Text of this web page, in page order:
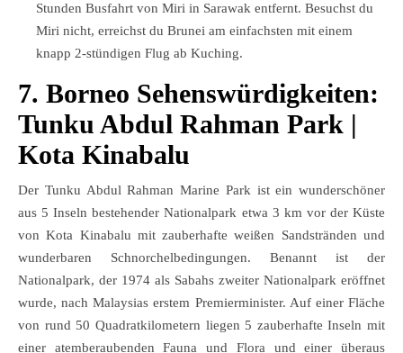
Stunden Busfahrt von Miri in Sarawak entfernt. Besuchst du
Miri nicht, erreichst du Brunei am einfachsten mit einem
knapp 2-stündigen Flug ab Kuching.
7. Borneo Sehenswürdigkeiten:
Tunku Abdul Rahman Park |
Kota Kinabalu
Der Tunku Abdul Rahman Marine Park ist ein wunderschöner
aus 5 Inseln bestehender Nationalpark etwa 3 km vor der Küste
von Kota Kinabalu mit zauberhafte weißen Sandstränden und
wunderbaren Schnorchelbedingungen. Benannt ist der
Nationalpark, der 1974 als Sabahs zweiter Nationalpark eröffnet
wurde, nach Malaysias erstem Premierminister. Auf einer Fläche
von rund 50 Quadratkilometern liegen 5 zauberhafte Inseln mit
einer atemberaubenden Fauna und Flora und einer überaus